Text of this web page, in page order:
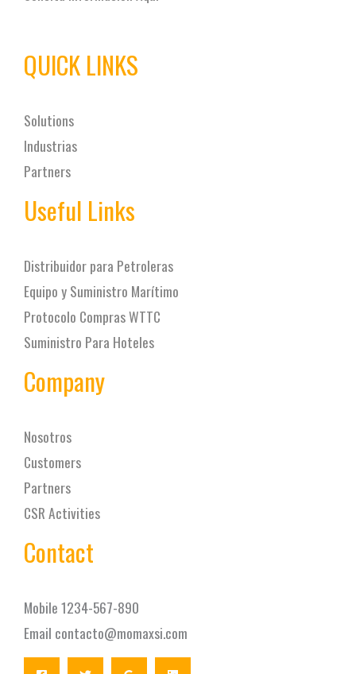
QUICK LINKS
Solutions
Industrias
Partners
Useful Links
Distribuidor para Petroleras
Equipo y Suministro Marítimo
Protocolo Compras WTTC
Suministro Para Hoteles
Company
Nosotros
Customers
Partners
CSR Activities
Contact
Mobile 1234-567-890
Email contacto@momaxsi.com